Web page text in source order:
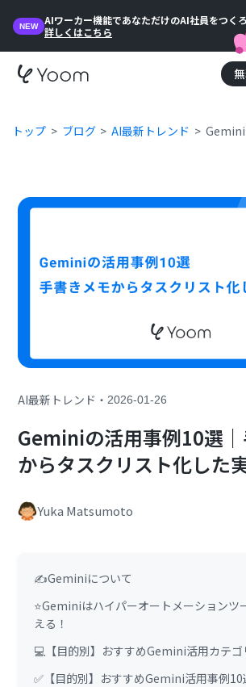
NEW
AIワーカー機能であなただけのAI社員をつく
詳しくはこちら
トップ ブログ AI最新トレンド Gemini
AI最新トレンド ・2026-01-26
Geminiの活用事例10選
からタスクリスト化した
Yuka Matsumoto
✍️Geminiについて
⭐Geminiはハイパーオートメーションツ
える！
💻【目的別】おすすめGemini活用カテゴ
✅【目的別】おすすめGemini活用事例10